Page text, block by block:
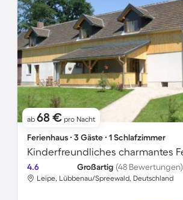
ab 68 € pro Nacht
Ferienhaus ∙ 3 Gäste ∙ 1 Schlafzimmer
4.6 Großartig (48 Bewertungen)
Leipe, Lübbenau/Spreewald, Deutschland